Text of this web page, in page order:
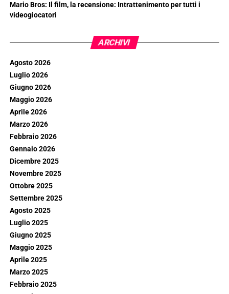
Mario Bros: Il film, la recensione: Intrattenimento per tutti i
videogiocatori
ARCHIVI
Agosto 2026
Luglio 2026
Giugno 2026
Maggio 2026
Aprile 2026
Marzo 2026
Febbraio 2026
Gennaio 2026
Dicembre 2025
Novembre 2025
Ottobre 2025
Settembre 2025
Agosto 2025
Luglio 2025
Giugno 2025
Maggio 2025
Aprile 2025
Marzo 2025
Febbraio 2025